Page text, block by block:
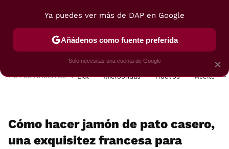
POSTRES VIAJES SELECCIÓN VEGUI
HOY SE HABLA DE Lidl Microondas Huevos Aceite
Cómo hacer jamón de pato casero,
una exquisitez francesa para
×
Ya puedes ver más de DAP en Google
Añádenos como fuente preferida
Solo necesitas una cuenta de Google